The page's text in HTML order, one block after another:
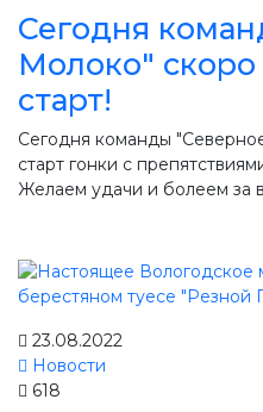
Сегодня
Молоко"
старт!
Сегодня команды
старт гонки с
Желаем удачи и болеем за
23.08.2022
Новости
618